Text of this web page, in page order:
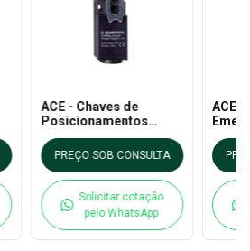
ACE - Chaves de
Posicionamentos
ZV7H 236 11ZP linha
Z/T 23
PREÇO SOB CONSULTA
Solicitar cotação
pelo WhatsApp
ACE
- ZQ